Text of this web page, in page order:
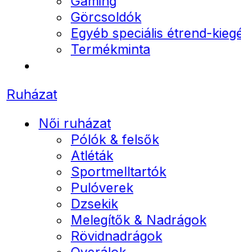
Görcsoldók
Egyéb speciális étrend-
Termékminta
Ruházat
Női ruházat
Pólók & felsők
Atléták
Sportmelltartók
Pulóverek
Dzsekik
Melegítők & Nadrágok
Rövidnadrágok